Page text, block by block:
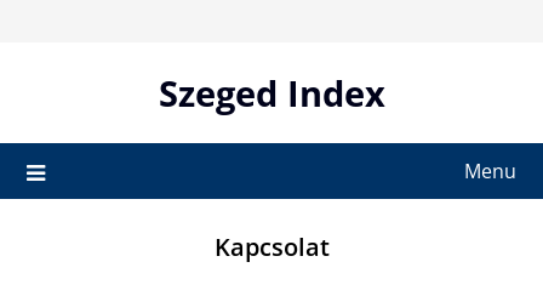
Szeged Index
Menu
Kapcsolat